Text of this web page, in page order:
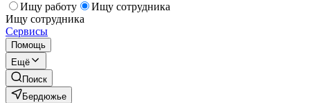
Ищу работу
Ищу сотрудника
Ищу сотрудника
Сервисы
Помощь
Ещё
Поиск
Бердюжье